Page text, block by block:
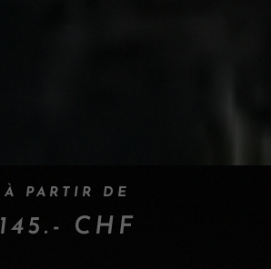
À PARTIR DE
145.- CHF